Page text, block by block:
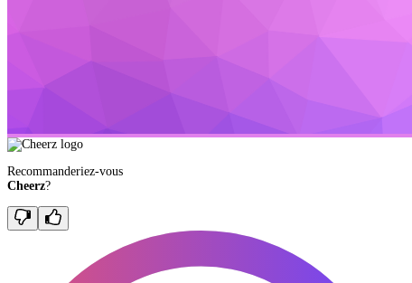
Recommanderiez-vous
Cheerz?